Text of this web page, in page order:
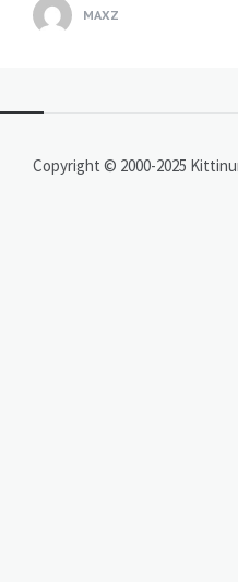
MAXZ
Copyright © 2000-2025